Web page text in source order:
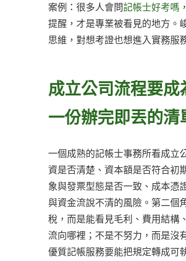
案例：很多人會問記帳士好考嗎
提醒，才是專業被看見的地方。
思維，對想考證也想進入實務服
成立公司流程要
一份辦完即丟的清
一個成熟的記帳士事務所看成立
資是否清楚、資本額是否符合初
象與發票型態是否一致、成本憑
與資金流說不清的風險。第二個
稅，而是能看見毛利、費用結構
流向哪裡；不是不努力，而是沒
優質記帳服務要能把規定轉成可